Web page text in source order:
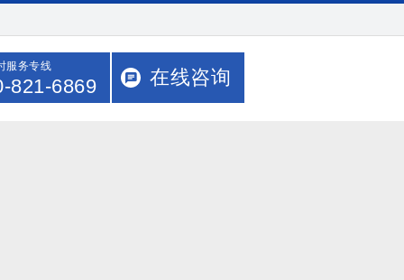
服务专线
821-6869 在线咨询